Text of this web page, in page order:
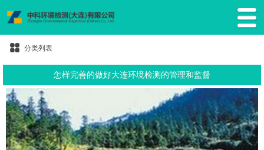
分类列表
怎样完善的做好大连环境检测的管理和监督